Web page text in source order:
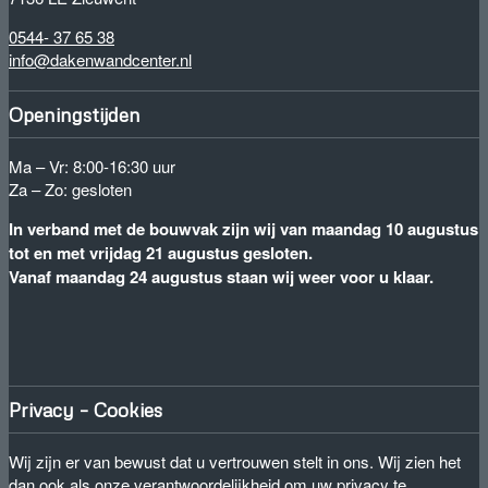
0544- 37 65 38
info@dakenwandcenter.nl
Openingstijden
Ma – Vr: 8:00-16:30 uur
Za – Zo: gesloten
In verband met de bouwvak zijn wij van maandag 10 augustus
tot en met vrijdag 21 augustus gesloten.
Vanaf maandag 24 augustus staan wij weer voor u klaar.
Privacy – Cookies
Wij zijn er van bewust dat u vertrouwen stelt in ons. Wij zien het